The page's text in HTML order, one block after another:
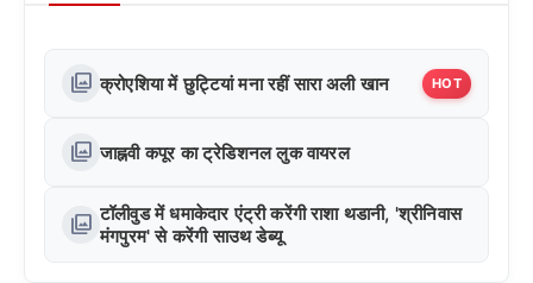
photo_library क्रोएशिया में छुट्टियां मना रहीं सारा अली खान HOT
photo_library जाह्नवी कपूर का ट्रेडिशनल लुक वायरल
photo_library टॉलीवुड में धमाकेदार एंट्री करेंगी राशा थडानी, 'श्रीनिवास
मंगपुरम' से करेंगी साउथ डेब्यू